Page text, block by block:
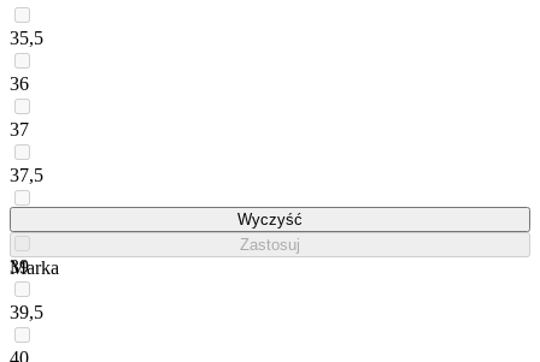
35,5
36
37
37,5
39
39,5
40
Wyczyść
Zastosuj
Marka